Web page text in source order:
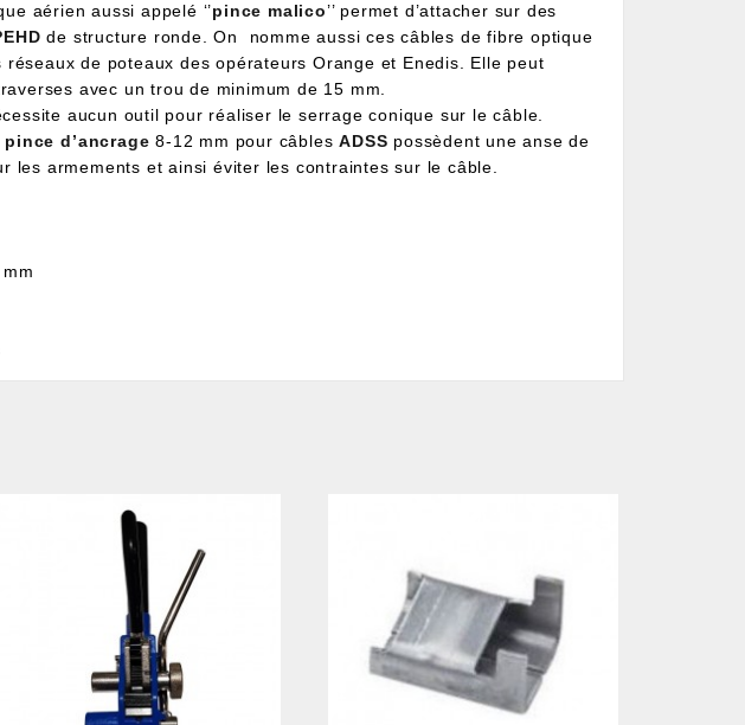
aérien aussi appelé ‘’pince malico’’ permet d’attacher sur des
de structure ronde. On nomme aussi ces câbles de fibre optique
réseaux de poteaux des opérateurs Orange et Enedis. Elle peut
avec un trou de minimum de 15 mm.
aucun outil pour réaliser le serrage conique sur le câble.
pince d’ancrage 8-12 mm pour câblesADSS possèdent une anse de
les armements et ainsi éviter les contraintes sur le câble.